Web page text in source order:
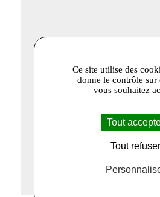
Ce site utilise des
donne le contrôle sur
vous souhaitez
Tout
Tout refuser